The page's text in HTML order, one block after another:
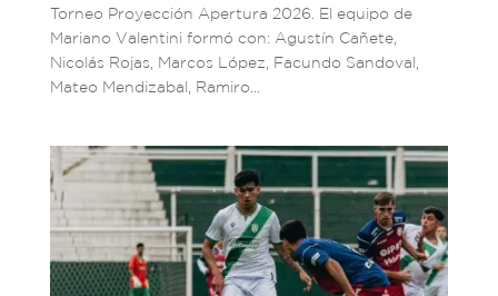
Torneo Proyección Apertura 2026. El equipo de
Mariano Valentini formó con: Agustín Cañete,
Nicolás Rojas, Marcos López, Facundo Sandoval,
Mateo Mendizabal, Ramiro...